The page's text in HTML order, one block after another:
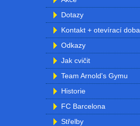
Dotazy
Kontakt + otevírací doba
Odkazy
Jak cvičit
Team Arnold's Gymu
Historie
FC Barcelona
Střelby